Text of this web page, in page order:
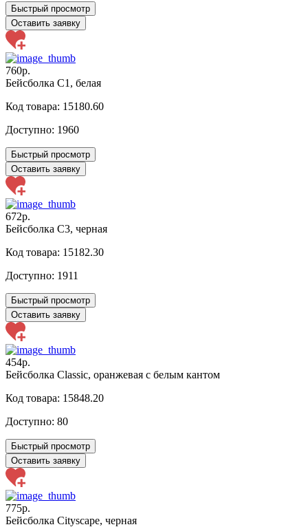
Быстрый просмотр
Оставить заявку
760р.
Бейсболка C1, белая
Код товара: 15180.60
Доступно: 1960
Быстрый просмотр
Оставить заявку
672р.
Бейсболка C3, черная
Код товара: 15182.30
Доступно: 1911
Быстрый просмотр
Оставить заявку
454р.
Бейсболка Classic, оранжевая с белым кантом
Код товара: 15848.20
Доступно: 80
Быстрый просмотр
Оставить заявку
775р.
Бейсболка Cityscape, черная